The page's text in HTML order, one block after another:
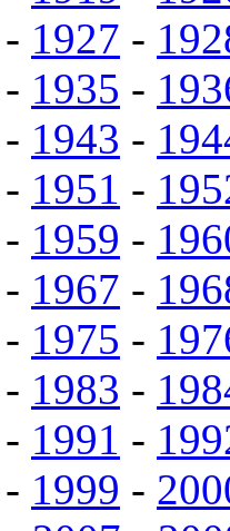
- 1927 -
- 1935 -
- 1943 -
- 1951 -
- 1959 -
- 1967 -
- 1975 -
- 1983 -
- 1991 -
- 1999 -